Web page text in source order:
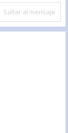
Saltar al mensaje